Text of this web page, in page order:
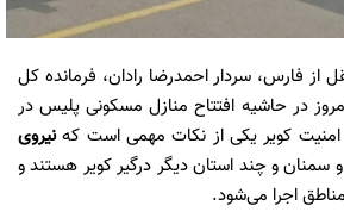
از فارس، سردار احمدرضا رادان،‌ فرمانده کل
در حاشیه افتتاح منازل مسکونی پلیس در
امنیت کویر یکی از نکات مهمی است کهنیروی
سمنان و چند استان دیگر درگیر کویر هستند و
اجرا می‌شود.